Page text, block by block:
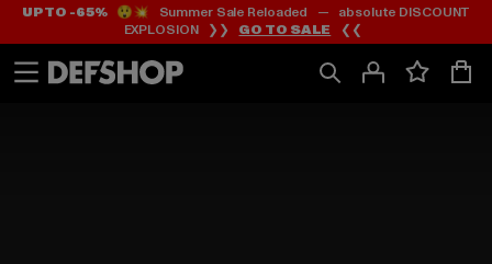
Ga
naar
Ga
naar
UP TO -65%😲💥 Summer Sale Reloaded — absolute DISCOUNT
EXPLOSION ❯❯ GO TO SALE ❮❮